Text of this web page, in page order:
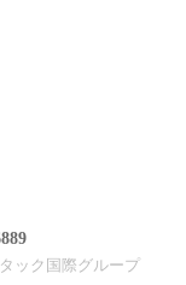
ック国際グループ